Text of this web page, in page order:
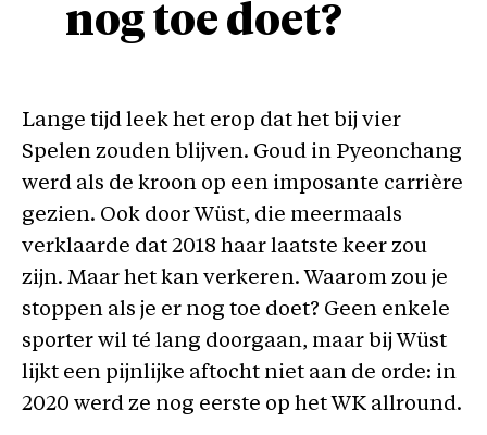
nog toe doet?
Lange tijd leek het erop dat het bij vier
Spelen zouden blijven. Goud in Pyeonchang
werd als de kroon op een imposante carrière
gezien. Ook door Wüst, die meermaals
verklaarde dat 2018 haar laatste keer zou
zijn. Maar het kan verkeren. Waarom zou je
stoppen als je er nog toe doet? Geen enkele
sporter wil té lang doorgaan, maar bij Wüst
lijkt een pijnlijke aftocht niet aan de orde: in
2020 werd ze nog eerste op het WK allround.